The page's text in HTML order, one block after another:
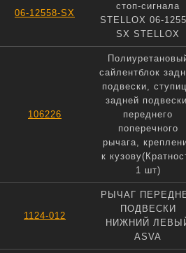
06-12558-SX
стоп-сигнала
STELLOX 06-
SX STELLOX
106226
сайлентблок
подвески,
задней
переднего
поперечного
рычага,
к
1 шт)
1124-012
РЫЧАГ
ПОДВЕСКИ
НИЖНИЙ
ASVA